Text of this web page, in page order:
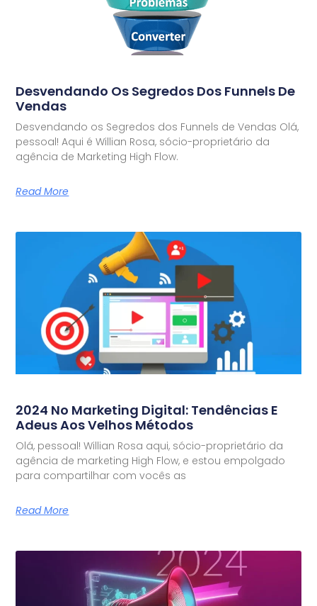
Desvendando Os Segredos Dos Funnels De
Vendas
Desvendando os Segredos dos Funnels de Vendas Olá,
pessoal! Aqui é Willian Rosa, sócio-proprietário da
agência de Marketing High Flow.
Read More
2024 No Marketing Digital: Tendências E
Adeus Aos Velhos Métodos
Olá, pessoal! Willian Rosa aqui, sócio-proprietário da
agência de marketing High Flow, e estou empolgado
para compartilhar com vocês as
Read More